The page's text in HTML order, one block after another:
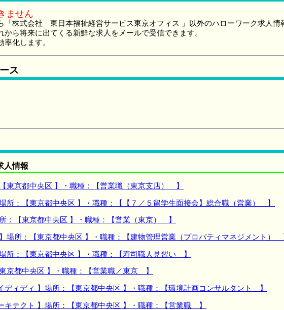
ません
「株式会社 東日本福祉経営サービス東京オフィス 」以外のハローワーク求人情
ら将来に出てくる新鮮な求人をメールで受信できます。
化します。
ス
人情報
京都中央区 】・職種：【営業職（東京支店） 】
：【東京都中央区 】・職種：【【７／５留学生面接会】総合職（営業） 】
：【東京都中央区 】・職種：【営業（東京） 】
所：【東京都中央区 】・職種：【建物管理営業（プロパティマネジメント）
：【東京都中央区 】・職種：【寿司職人見習い 】
都中央区 】・職種：【営業職／東京 】
ィディ 】場所：【東京都中央区 】・職種：【環境計画コンサルタント 】
テクト 】場所：【東京都中央区 】・職種：【営業職 】